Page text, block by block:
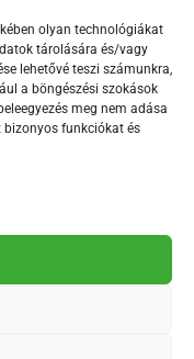
olyan technológiákat
tárolására és/vagy
lehetővé teszi számunkra,
a böngészési szokások
meg nem adása
funkciókat és
a
program